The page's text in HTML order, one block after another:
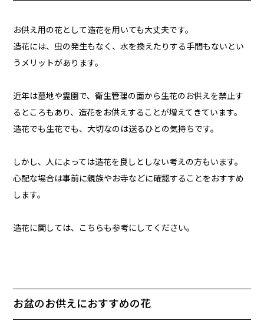
お供え用の花として造花を用いても大丈夫です。
造花には、虫の発生もなく、水を換えたりする手間もないとい
うメリットがあります。
近年は墓地や霊園で、衛生管理の面から生花のお供えを禁止す
るところもあり、造花をお供えすることが増えてきています。
造花でも生花でも、大切なのは送るひとの気持ちです。
しかし、人によっては造花を良しとしない考えの方もいます。
心配な場合は事前に親族やお寺などに確認することをおすすめ
します。
造花に関しては、こちらも参考にしてください。
お盆のお供えにおすすめの花